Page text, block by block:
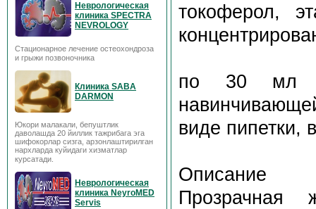
Неврологическая
клиника SPECTRA
NEVROLOGY
Стационарное лечение остеохондроза
и грыжи позвоночника
Клиника SABA
DARMON
Юкори малакали, бепуштлик
даволашда 20 йиллик тажрибага эга
шифокорлар сизга, арзонлаштирилган
нархларда куйидаги хизматлар
курсатади.
Неврологическая
клиника NeyroMED
Servis
токоферол,
по 30 мл
виде пипетки,
Описание